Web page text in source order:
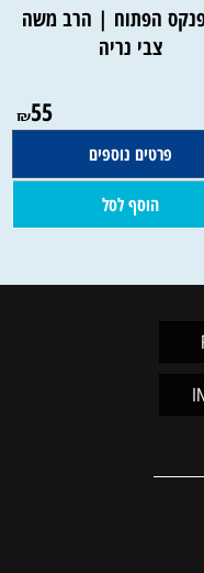
הפתוח | הרב משה
צבי נריה
₪55
פרטים נוספים
הוסף לסל